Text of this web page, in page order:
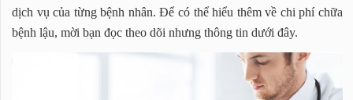
4. Sựa lựa chọn của bệnh nhân
Chữa bệnh lậu ở đâu tốt nhất?
dịch vụ của từng bệnh nhân. Để có thể hiểu thêm về chi phí chữa
bệnh lậu, mời bạn đọc theo dõi nhưng thông tin dưới đây.